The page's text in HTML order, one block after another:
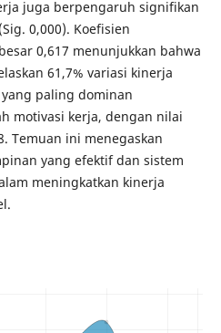
juga berpengaruh signifikan
0,000). Koefisien
0,617 menunjukkan bahwa
61,7% variasi kinerja
paling dominan
motivasi kerja, dengan nilai
Temuan ini menegaskan
yang efektif dan sistem
meningkatkan kinerja